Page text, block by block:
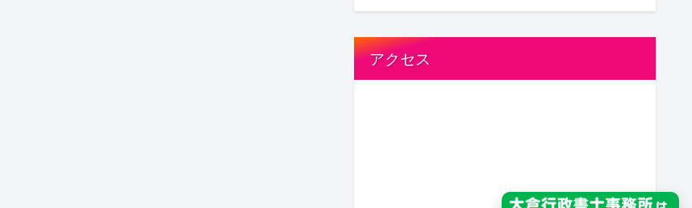
アクセス